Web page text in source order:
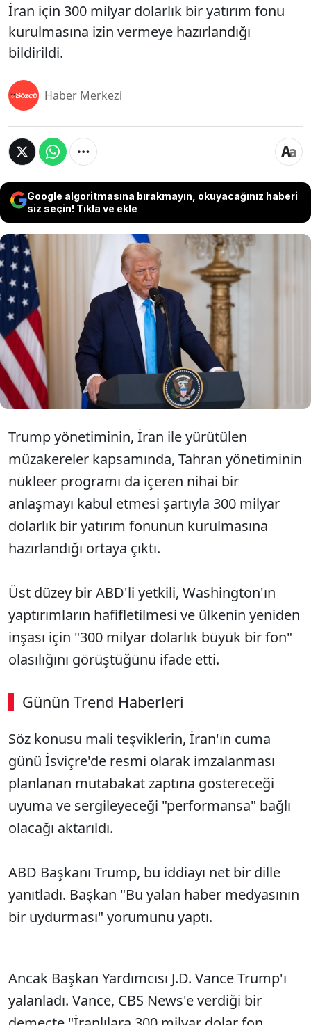
İran için 300 milyar dolarlık bir yatırım fonu
kurulmasına izin vermeye hazırlandığı
bildirildi.
Haber Merkezi
Google algoritmasına bırakmayın, okuyacağınız haberi
siz seçin! Tıkla ve ekle
ABD yönetiminin, Tahran'ın nükleer anlaşmayı
da içeren ve savaşı sonlandıracak nihai bir
uzlaşıyı kabul etmesi durumunda, İran için
300 milyar dolarlık bir yatırım fonu
kurulmasına izin vermeye hazırlandığı
bildirildi.
Trump yönetiminin, İran ile yürütülen
müzakereler kapsamında, Tahran yönetiminin
nükleer programı da içeren nihai bir
anlaşmayı kabul etmesi şartıyla 300 milyar
dolarlık bir yatırım fonunun kurulmasına
hazırlandığı ortaya çıktı.
Üst düzey bir ABD'li yetkili, Washington'ın
yaptırımların hafifletilmesi ve ülkenin yeniden
inşası için "300 milyar dolarlık büyük bir fon"
olasılığını görüştüğünü ifade etti.
Günün Trend Haberleri
SÖZCÜ SON DAKİKA
Söz konusu mali teşviklerin, İran'ın cuma
günü İsviçre'de resmi olarak imzalanması
planlanan mutabakat zaptına göstereceği
uyuma ve sergileyeceği "performansa" bağlı
olacağı aktarıldı.
ABD Başkanı Trump, bu iddiayı net bir dille
yanıtladı. Başkan "Bu yalan haber medyasının
bir uydurması" yorumunu yaptı.
Ancak Başkan Yardımcısı J.D. Vance Trump'ı
yalanladı. Vance, CBS News'e verdiği bir